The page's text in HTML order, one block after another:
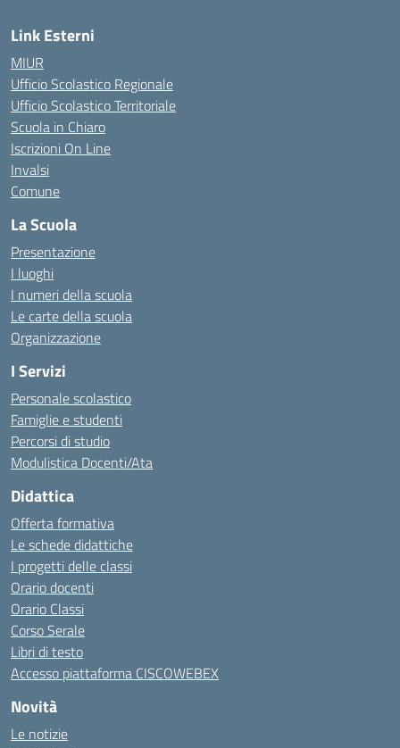
Link Esterni
MIUR
Ufficio Scolastico Regionale
Ufficio Scolastico Territoriale
Scuola in Chiaro
Iscrizioni On Line
Invalsi
Comune
La Scuola
Presentazione
I luoghi
I numeri della scuola
Le carte della scuola
Organizzazione
I Servizi
Personale scolastico
Famiglie e studenti
Percorsi di studio
Modulistica Docenti/Ata
Didattica
Offerta formativa
Le schede didattiche
I progetti delle classi
Orario docenti
Orario Classi
Corso Serale
Libri di testo
Accesso piattaforma CISCOWEBEX
Novità
Le notizie